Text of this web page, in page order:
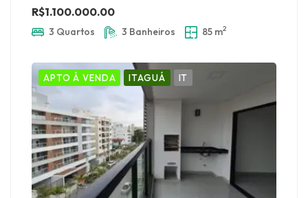
R$1.100.000.00
3 Quartos 3 Banheiros 85 m2
APTO À VENDA ITAGUÁ IT